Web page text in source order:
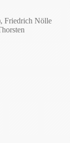
Friedrich Nölle